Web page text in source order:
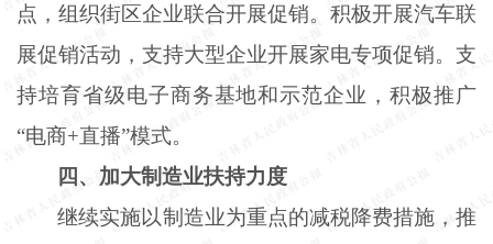
点，组织街区企业联合开展促销。积极开展汽车联
展促销活动，支持大型企业开展家电专项促销。支
持培育省级电子商务基地和示范企业，积极推广
“电商+直播”模式。
四、加大制造业扶持力度
继续实施以制造业为重点的减税降费措施，推